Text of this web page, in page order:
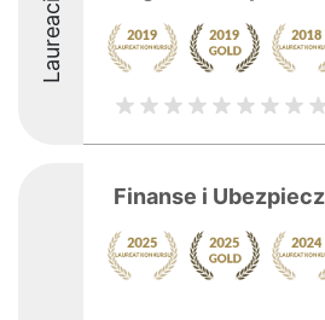
Laureaci
Finanse i